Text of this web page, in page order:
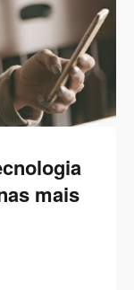
mais